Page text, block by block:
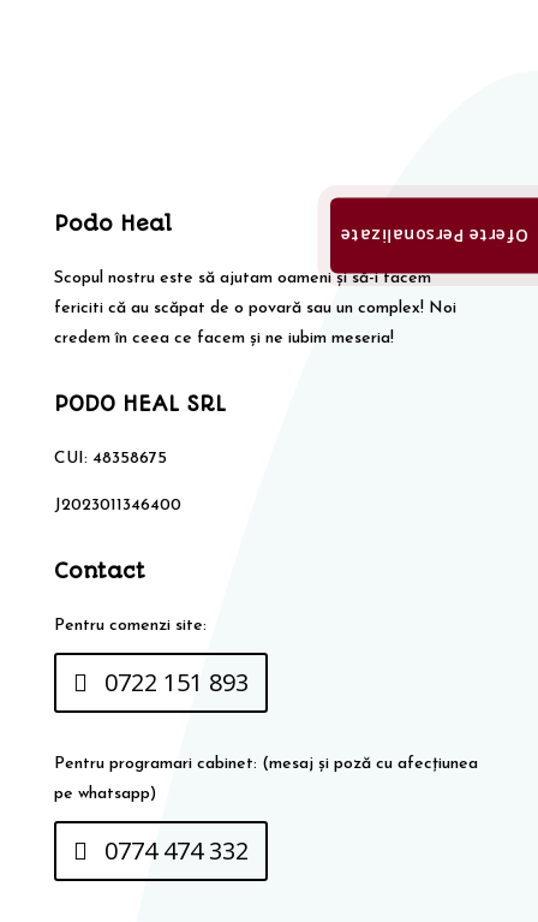
Podo Heal
Scopul nostru este să ajutam oameni și să-i facem
fericiti că au scăpat de o povară sau un complex! Noi
credem în ceea ce facem și ne iubim meseria!
PODO HEAL SRL
CUI: 48358675
J2023011346400
Contact
Pentru comenzi site:
0722 151 893
Pentru programari cabinet: (mesaj și poză cu afecțiunea
pe whatsapp)
0774 474 332
Oferte Personalizate